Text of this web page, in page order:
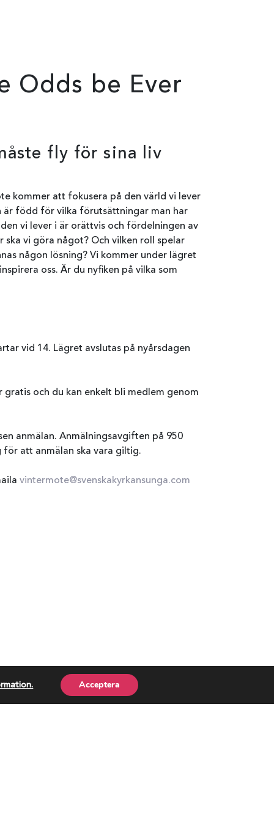
Odds be Ever
fly för sina liv
kommer att fokusera på den värld vi lever
är född för vilka förutsättningar man har
vi lever i är orättvis och fördelningen av
vi göra något? Och vilken roll spelar
någon lösning? Vi kommer under lägret
oss. Är du nyfiken på vilka som
vid 14. Lägret avslutas på nyårsdagen
gratis och du kan enkelt bli medlem genom
anmälan. Anmälningsavgiften på 950
för att anmälan ska vara giltig.
vintermote@svenskakyrkansunga.com
Acceptera